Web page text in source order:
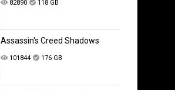
82890 118 GB
Assassin's Creed Shadows
101844 176 GB